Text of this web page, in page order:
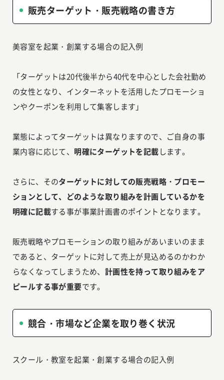
販売ターゲット・販売戦略の書き方
美容室を起業・創業する場合の記入例
「ターゲットは20代後半から40代を中心とした会社勤め
の女性となり、インターネットを活用したプロモーショ
ンやクーポンを利用して集客します」
業態によってターゲットは異なりますので、ご自身の事
業内容に応じて、 明確にターゲットを記載します。
さらに、そのターゲットに対しての販売戦略・プロモー
ションとして、どのような取り組みを計画しているかを
明確に記載する事が事業計画書のポイントとなります。
販売戦略やプロモーションの取り組みがあいまいのまま
であると、ターゲットに対して売上が見込めるのかわか
らなくなってしまうため、 計画性を持って取り組みをア
ピールする事が重要です。
競合・市場など企業を取り巻く状況
スクール・教室を起業・創業する場合の記入例